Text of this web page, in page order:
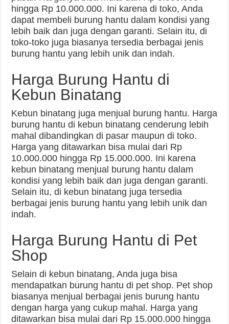
hingga Rp 10.000.000. Ini karena di toko, Anda
dapat membeli burung hantu dalam kondisi yang
lebih baik dan juga dengan garanti. Selain itu, di
toko-toko juga biasanya tersedia berbagai jenis
burung hantu yang lebih unik dan indah.
Harga Burung Hantu di
Kebun Binatang
Kebun binatang juga menjual burung hantu. Harga
burung hantu di kebun binatang cenderung lebih
mahal dibandingkan di pasar maupun di toko.
Harga yang ditawarkan bisa mulai dari Rp
10.000.000 hingga Rp 15.000.000. Ini karena
kebun binatang menjual burung hantu dalam
kondisi yang lebih baik dan juga dengan garanti.
Selain itu, di kebun binatang juga tersedia
berbagai jenis burung hantu yang lebih unik dan
indah.
Harga Burung Hantu di Pet
Shop
Selain di kebun binatang, Anda juga bisa
mendapatkan burung hantu di pet shop. Pet shop
biasanya menjual berbagai jenis burung hantu
dengan harga yang cukup mahal. Harga yang
ditawarkan bisa mulai dari Rp 15.000.000 hingga